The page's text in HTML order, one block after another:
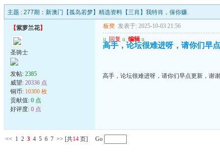
主题 : 277期：新澳门【孤岛若梦】精选资料【三肖】我特肖，保你赚.
【紫萝兰花】
圣骑士
发帖: 2385
威望: 20336 点
铜币: 10300 枚
贡献值: 0 点
好评度: 0 点
板凳 发表于: 2025-10-03 21:56
u 回复 u 编辑 u
高手，论坛很难进呀，请你们早
高手，论坛很难进呀，请你们早点更新，谢谢
<< 1 2 3 4 5 6 7 >> [共14 页] Go